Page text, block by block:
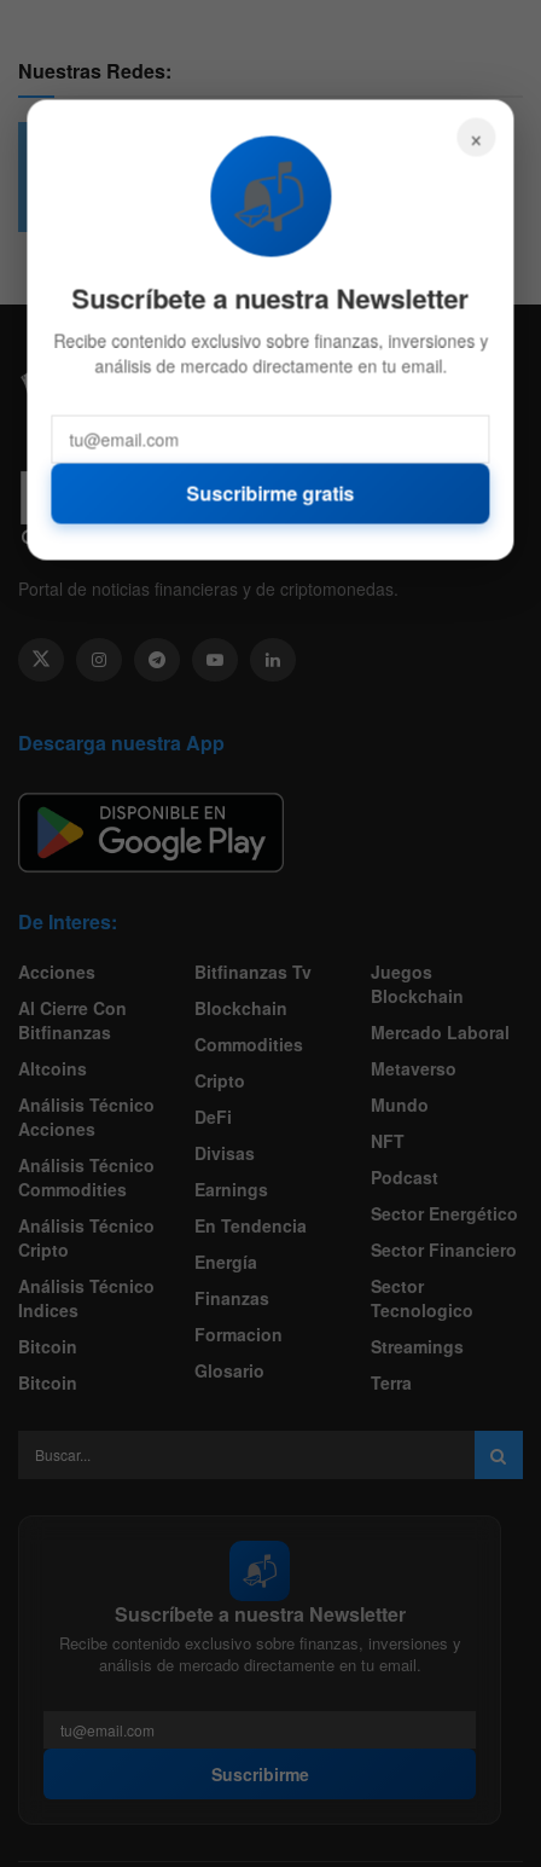
Nuestras Redes:
4.7k
Followers
Portal de noticias financieras y de criptomonedas.
Descarga nuestra App
De Interes:
Acciones
Al Cierre Con
Bitfinanzas
Altcoins
Análisis Técnico
Acciones
Análisis Técnico
Commodities
Análisis Técnico
Cripto
Análisis Técnico
Indices
Bitcoin
Bitcoin
Bitfinanzas Tv
Blockchain
Commodities
Cripto
DeFi
Divisas
Earnings
En Tendencia
Energía
Finanzas
Formacion
Glosario
Juegos
Blockchain
Mercado Laboral
Metaverso
Mundo
NFT
Podcast
Sector Energético
Sector Financiero
Sector
Tecnologico
Streamings
Terra
📬
Suscríbete a nuestra Newsletter
Recibe contenido exclusivo sobre finanzas, inversiones y
análisis de mercado directamente en tu email.
Suscribirme
×
📬
Suscríbete a nuestra Newsletter
Recibe contenido exclusivo sobre finanzas, inversiones y
análisis de mercado directamente en tu email.
Suscribirme gratis